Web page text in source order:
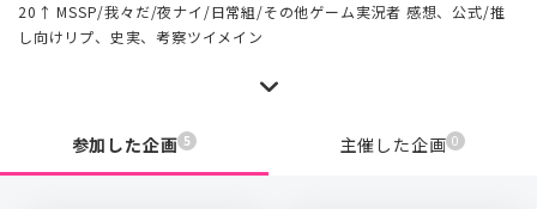
20↑ MSSP/我々だ/夜ナイ/日常組/その他ゲーム実況者 感想、公式/推
し向けリプ、史実、考察ツイメイン
参加した企画 5 主催した企画 0